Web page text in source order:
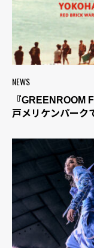
NEWS
『GREENROOM
戸メリケンパーク